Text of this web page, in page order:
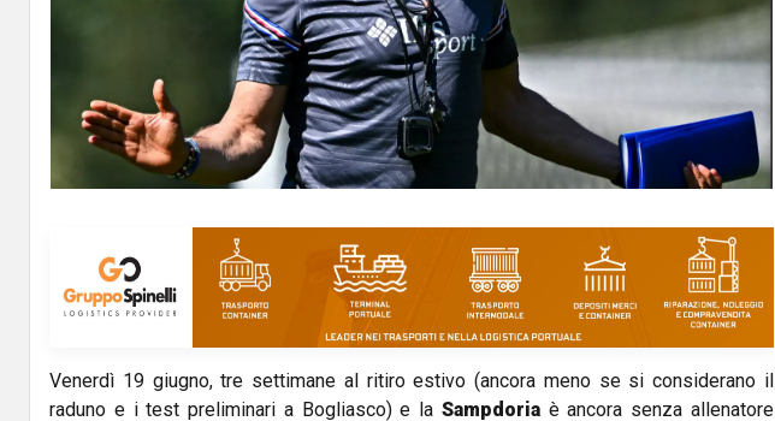
Venerdì 19 giugno, tre settimane al ritiro estivo (ancora meno se si considerano il
raduno e i test preliminari a Bogliasco) e la Sampdoriaè ancora senza allenatore